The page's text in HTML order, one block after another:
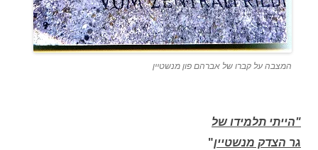
המצבה על קברו של אברהם פון מנשטיין
"הייתי תלמידו של
גר הצדק מנשטיין"